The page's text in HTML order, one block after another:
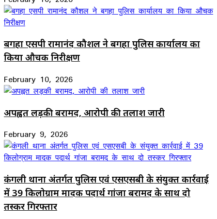
बगहा एसपी रामानंद कौशल ने बगहा पुलिस कार्यालय का
किया औचक निरीक्षण
February 10, 2026
अपह्वत लड़की बरामद, आरोपी की तलाश जारी
February 9, 2026
कंगली थाना अंतर्गत पुलिस एवं एसएसबी के संयुक्त कार्रवाई
में 39 किलोग्राम मादक पदार्थ गांजा बरामद के साथ दो
तस्कर गिरफ्तार